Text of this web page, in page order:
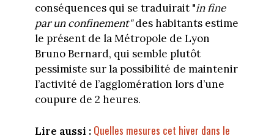
conséquences qui se traduirait "in fine
par un confinement"des habitants estime
le présent de la Métropole de Lyon
Bruno Bernard, qui semble plutôt
pessimiste sur la possibilité de maintenir
l’activité de l’agglomération lors d’une
coupure de 2 heures.
Lire aussi : Quelles mesures cet hiver dans le